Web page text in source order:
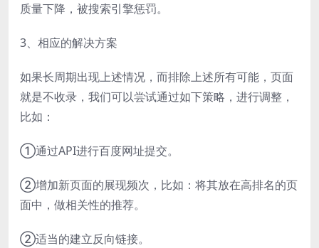
质量下降，被搜索引擎惩罚。
3、相应的解决方案
如果长周期出现上述情况，而排除上述所有可能，页面
就是不收录，我们可以尝试通过如下策略，进行调整，
比如：
①通过API进行百度网址提交。
②增加新页面的展现频次，比如：将其放在高排名的页
面中，做相关性的推荐。
②适当的建立反向链接。